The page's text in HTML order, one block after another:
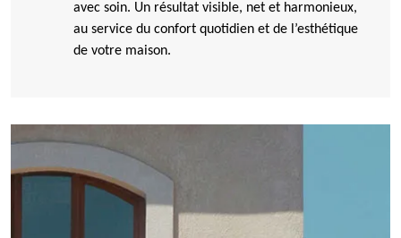
avec soin. Un résultat visible, net et harmonieux,
au service du confort quotidien et de l’esthétique
de votre maison.